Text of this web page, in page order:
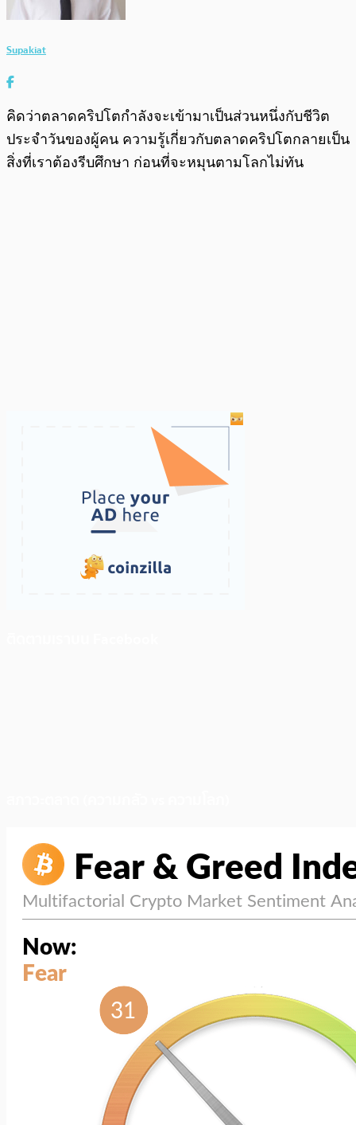
Supakiat
คิดว่าตลาดคริปโตกำลังจะเข้ามาเป็นส่วนหนึ่งกับชีวิต
ประจำวันของผู้คน ความรู้เกี่ยวกับตลาดคริปโตกลายเป็น
สิ่งที่เราต้องรีบศึกษา ก่อนที่จะหมุนตามโลกไม่ทัน